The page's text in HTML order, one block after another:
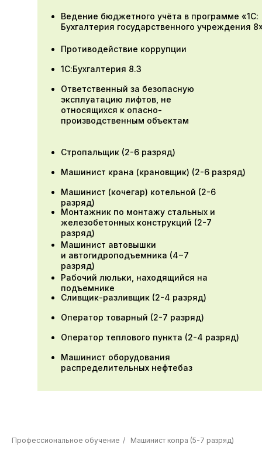
Ведение бюджетного учёта в программе «1С:
Бухгалтерия государственного учреждения
Противодействие коррупции
1С:Бухгалтерия 8.3
Ответственный за безопасную
эксплуатацию лифтов, не
относящихся к опасно-
производственным объектам
Стропальщик (2-6 разряд)
Машинист (кочегар) котельной (2-6
разряд)
Монтажник по монтажу стальных и
железобетонных конструкций (2-7
разряд)
Машинист автовышки
и автогидроподъемника (4−7
разряд)
Сливщик-разливщик (2-4 разряд)
Оператор товарный (2-7 разряд)
Машинист оборудования
распределительных нефтебаз
Машинист крана (крановщик) (2-6 разряд)
Рабочий люльки, находящийся на
подъемнике
Оператор теплового пункта (2-4 разряд)
Профессиональное обучение / Машинист копра (5-7 разряд)
Машинист копра
(5-7 разряд)
Продолжительность обучения:
Документ об окончании:
Свидетельство о профессии
рабочего, должности служащего
180 часов
Оставить заявку
О программе:
«Машинист машин для забивки